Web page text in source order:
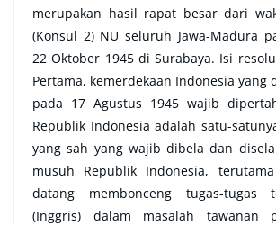
merupakan hasil rapat besar dari
(Konsul 2) NU seluruh Jawa-Madura
22 Oktober 1945 di Surabaya. Isi
Pertama, kemerdekaan Indonesia yang
pada 17 Agustus 1945 wajib
Republik Indonesia adalah satu-
yang sah yang wajib dibela dan
musuh Republik Indonesia,
datang membonceng tugas-tugas
(Inggris) dalam masalah tawanan